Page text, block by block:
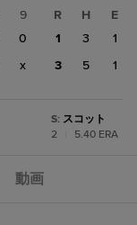
9
0
x
R H
E
1
3
1
3
5 1
S: スコット
2
5.40 ERA
動画